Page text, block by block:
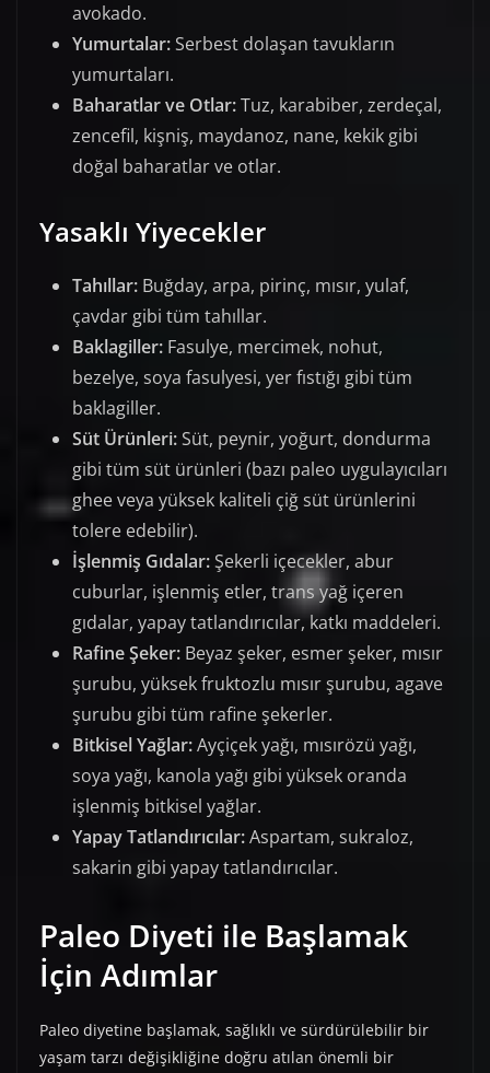
avokado.
Yumurtalar:Serbest dolaşan tavukların
yumurtaları.
Baharatlar ve Otlar:Tuz, karabiber, zerdeçal,
zencefil, kişniş, maydanoz, nane, kekik gibi
doğal baharatlar ve otlar.
Yasaklı Yiyecekler
Tahıllar: Buğday, arpa, pirinç, mısır, yulaf,
çavdar gibi tüm tahıllar.
Baklagiller: Fasulye, mercimek, nohut,
bezelye, soya fasulyesi, yer fıstığı gibi tüm
baklagiller.
Süt Ürünleri:Süt, peynir, yoğurt, dondurma
gibi tüm süt ürünleri (bazı paleo uygulayıcıları
ghee veya yüksek kaliteli çiğ süt ürünlerini
tolere edebilir).
İşlenmiş Gıdalar:Şekerli içecekler, abur
cuburlar, işlenmiş etler, trans yağ içeren
gıdalar, yapay tatlandırıcılar, katkı maddeleri.
Rafine Şeker: Beyaz şeker, esmer şeker, mısır
şurubu, yüksek fruktozlu mısır şurubu, agave
şurubu gibi tüm rafine şekerler.
Bitkisel Yağlar:Ayçiçek yağı, mısırözü yağı,
soya yağı, kanola yağı gibi yüksek oranda
işlenmiş bitkisel yağlar.
Yapay Tatlandırıcılar:Aspartam, sukraloz,
sakarin gibi yapay tatlandırıcılar.
Paleo Diyeti ile Başlamak
İçin Adımlar
Paleo diyetine başlamak, sağlıklı ve sürdürülebilir bir
yaşam tarzı değişikliğine doğru atılan önemli bir